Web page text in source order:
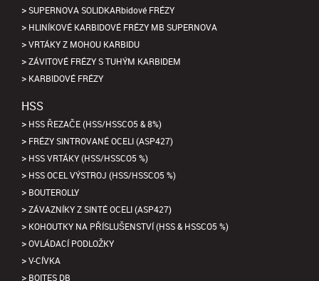
SUPERNOVA SOLIDKARbidové FRÉZY
HLINÍKOVÉ KARBIDOVÉ FRÉZY MB SUPERNOVA
VRTÁKY Z MOHOU KARBIDU
ZÁVITOVÉ FRÉZY S TUHÝM KARBIDEM
KARBIDOVÉ FRÉZY
HSS
HSS ŘEZAČE (HSS/HSSCO5 & 8%)
FRÉZY SINTROVANÉ OCELI (ASP427)
HSS VRTÁKY (HSS/HSSCO5 %)
HSS OCEL VÝSTROJ (HSS/HSSCO5 %)
BOUTEROLLY
ZÁVAZNÍKY Z SINTÉ OCELI (ASP427)
KOHOUTKY NA PŘÍSLUŠENSTVÍ (HSS & HSSCO5 %)
OVLÁDACÍ PODLOŽKY
V-CÍVKA
BOITES DB